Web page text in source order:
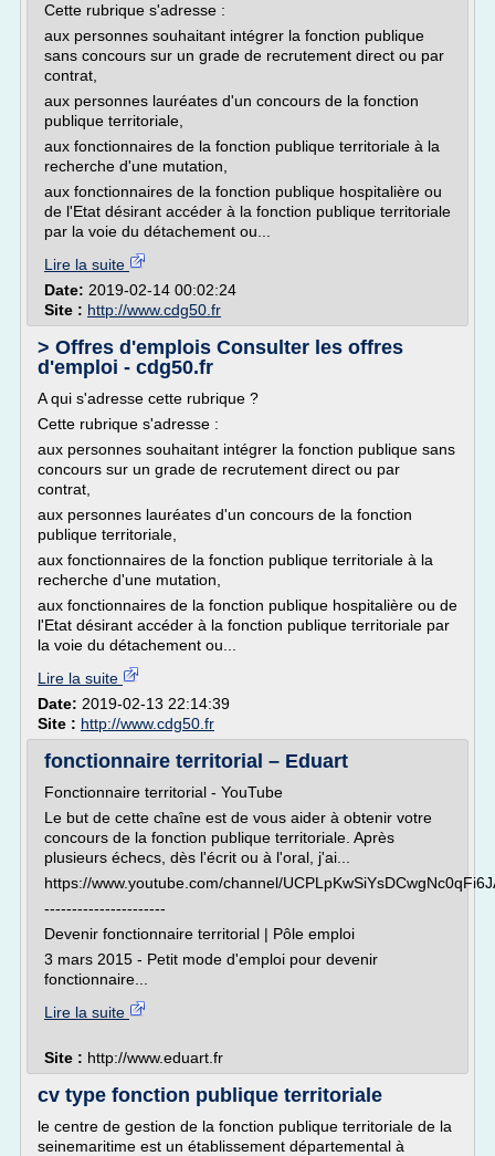
Cette rubrique s'adresse :
aux personnes souhaitant intégrer la fonction publique
sans concours sur un grade de recrutement direct ou par
contrat,
aux personnes lauréates d'un concours de la fonction
publique territoriale,
aux fonctionnaires de la fonction publique territoriale à la
recherche d'une mutation,
aux fonctionnaires de la fonction publique hospitalière ou
de l'Etat désirant accéder à la fonction publique territoriale
par la voie du détachement ou...
Lire la suite
Date: 2019-02-14 00:02:24
Site : http://www.cdg50.fr
> Offres d'emplois Consulter les offres
d'emploi - cdg50.fr
A qui s'adresse cette rubrique ?
Cette rubrique s'adresse :
aux personnes souhaitant intégrer la fonction publique sans
concours sur un grade de recrutement direct ou par
contrat,
aux personnes lauréates d'un concours de la fonction
publique territoriale,
aux fonctionnaires de la fonction publique territoriale à la
recherche d'une mutation,
aux fonctionnaires de la fonction publique hospitalière ou de
l'Etat désirant accéder à la fonction publique territoriale par
la voie du détachement ou...
Lire la suite
Date: 2019-02-13 22:14:39
Site : http://www.cdg50.fr
fonctionnaire territorial – Eduart
Fonctionnaire territorial - YouTube
Le but de cette chaîne est de vous aider à obtenir votre
concours de la fonction publique territoriale. Après
plusieurs échecs, dès l'écrit ou à l'oral, j'ai...
https://www.youtube.com/channel/
----------------------
Devenir fonctionnaire territorial | Pôle emploi
3 mars 2015 - Petit mode d'emploi pour devenir
fonctionnaire...
Lire la suite
Site : http://www.eduart.fr
cv type fonction publique territoriale
le centre de gestion de la fonction publique territoriale de la
seinemaritime est un établissement départemental à